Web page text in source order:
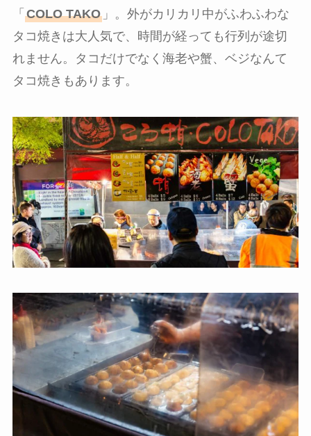
「 COLO TAKO」。外がカリカリ中がふわふわな
タコ焼きは大人気で、時間が経っても行列が途切
れません。タコだけでなく海老や蟹、ベジなんて
タコ焼きもあります。